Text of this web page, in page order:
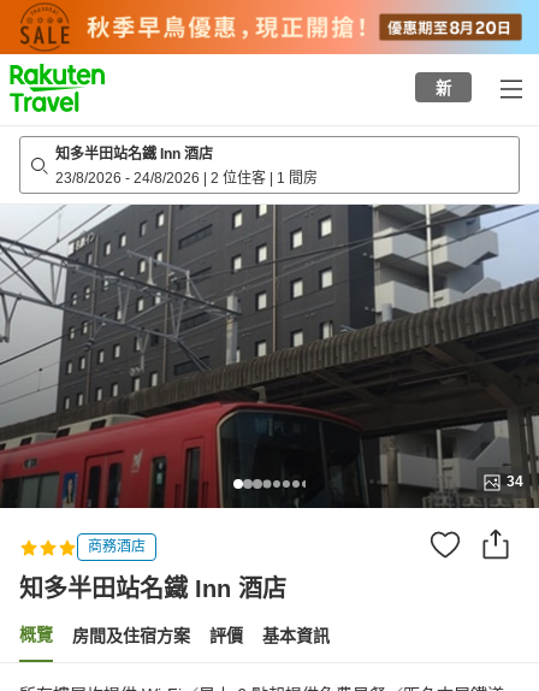
to
top
page
新
知多半田站名鐵 Inn 酒店
23/8/2026 - 24/8/2026 | 2 位住客 | 1 間房
34
商務酒店
知多半田站名鐵 Inn 酒店
概覽 房間及住宿方案 評價 基本資訊